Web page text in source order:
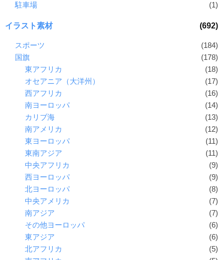
駐車場
(1)
イラスト素材 (692)
スポーツ
(184)
国旗
(178)
東アフリカ
(18)
オセアニア（大洋州）
(17)
西アフリカ
(16)
南ヨーロッパ
(14)
カリブ海
(13)
南アメリカ
(12)
東ヨーロッパ
(11)
東南アジア
(11)
中央アフリカ
(9)
西ヨーロッパ
(9)
北ヨーロッパ
(8)
中央アメリカ
(7)
南アジア
(7)
その他ヨーロッパ
(6)
東アジア
(6)
北アフリカ
(5)